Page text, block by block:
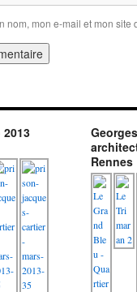
nom, mon e-mail et mon
2013
Rennes